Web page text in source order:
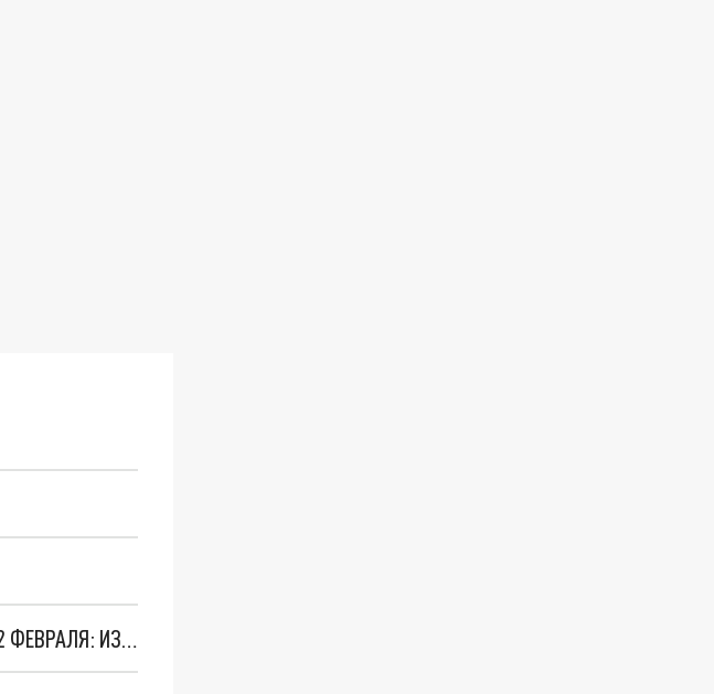
РАБОТА ОБЩЕСТВЕННОГО ТРАНСПОРТА В ДЕНЬ МАТЧА ФК "РОСТОВ"-"УРАЛ" 22 ФЕВРАЛЯ: ИЗМЕНЕНИЯ В РАСПИСАНИИ